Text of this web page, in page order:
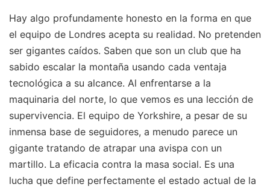
Hay algo profundamente honesto en la forma en que
el equipo de Londres acepta su realidad. No pretenden
ser gigantes caídos. Saben que son un club que ha
sabido escalar la montaña usando cada ventaja
tecnológica a su alcance. Al enfrentarse a la
maquinaria del norte, lo que vemos es una lección de
supervivencia. El equipo de Yorkshire, a pesar de su
inmensa base de seguidores, a menudo parece un
gigante tratando de atrapar una avispa con un
martillo. La eficacia contra la masa social. Es una
lucha que define perfectamente el estado actual de la